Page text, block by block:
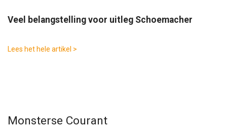
Veel belangstelling voor uitleg Schoemacher
Lees het hele artikel >
Monsterse Courant